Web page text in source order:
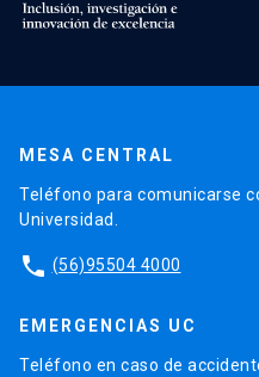
MESA CENTRAL
Teléfono para comunicarse
Universidad.
phone (56)95504 4000
EMERGENCIAS UC
Teléfono en caso de